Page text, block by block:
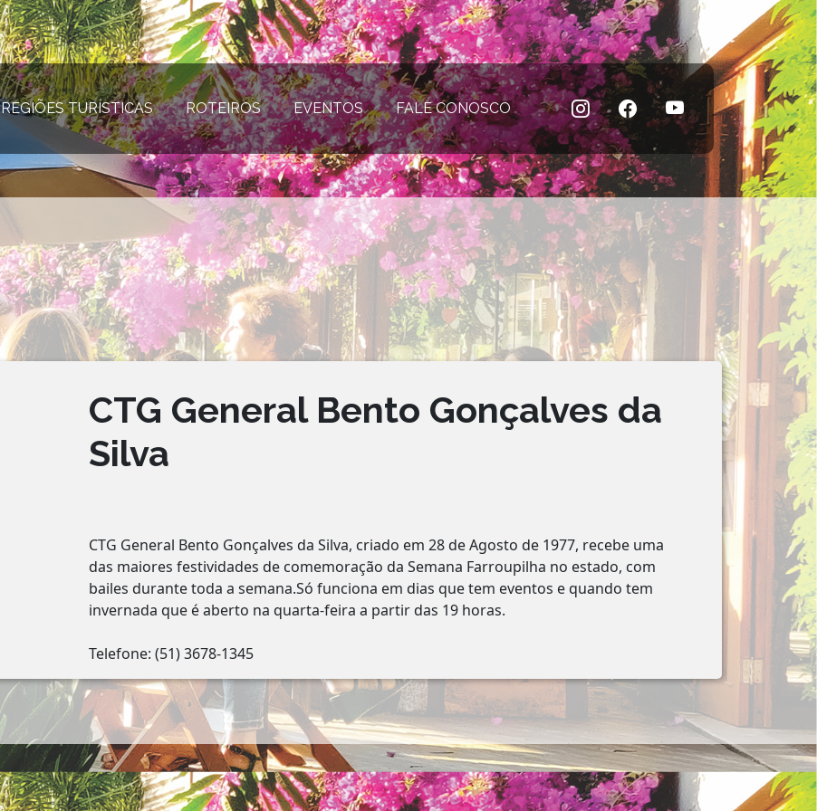
REGIÕES TURÍSTICAS(página atual)
ROTEIROS(página atual)
EVENTOS(página atual)
FALE CONOSCO(página atual)
CTG General Bento Gonçalves da
Silva
CTG General Bento Gonçalves da Silva, criado em 28 de Agosto de 1977, recebe uma
das maiores festividades de comemoração da Semana Farroupilha no estado, com
bailes durante toda a semana.Só funciona em dias que tem eventos e quando tem
invernada que é aberto na quarta-feira a partir das 19 horas.
Telefone: (51) 3678-1345